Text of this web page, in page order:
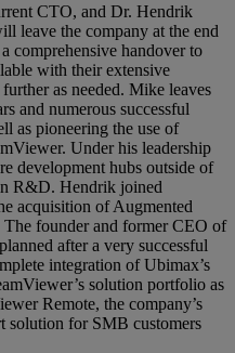
CTO, and Dr. Hendrik
leave the company at the end
comprehensive handover to
with their extensive
as needed. Mike leaves
and numerous successful
as pioneering the use of
Under his leadership
development hubs outside of
R&D. Hendrik joined
acquisition of Augmented
founder and former CEO of
after a very successful
integration of Ubimax’s
solution portfolio as
Remote, the company’s
solution for SMB customers